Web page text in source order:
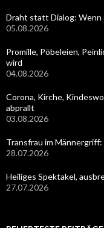
Draht statt Dialog: Wenn
05.08.2026
Promille, Pöbeleien,
wird
04.08.2026
Corona, Kirche,
abprallt
03.08.2026
Transfrau im
28.07.2026
Heiliges Spektakel,
27.07.2026